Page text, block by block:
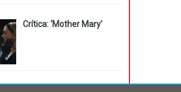
Crítica: ‘Mother Mary’